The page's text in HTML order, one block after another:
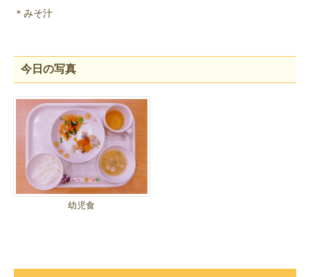
＊みそ汁
今日の写真
幼児食